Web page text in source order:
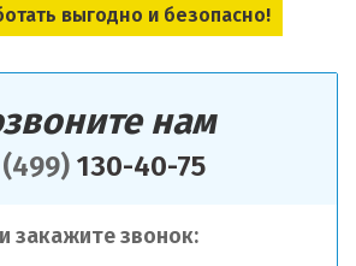
нам
(499) 130-40-75
закажите звонок:
выгодно и безопасно!